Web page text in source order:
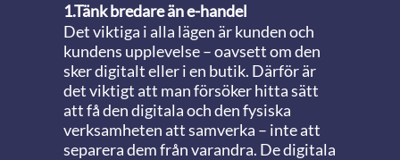
1.Tänk bredare än e-handel
Det viktiga i alla lägen är kunden och
kundens upplevelse – oavsett om den
sker digitalt eller i en butik. Därför är
det viktigt att man försöker hitta sätt
att få den digitala och den fysiska
verksamheten att samverka – inte att
separera dem från varandra. De digitala